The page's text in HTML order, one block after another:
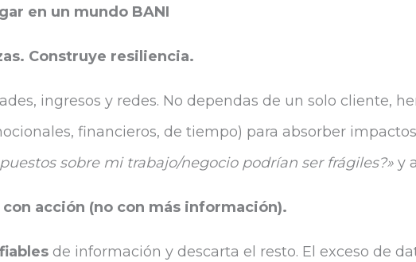
en un mundo BANI
Construye resiliencia.
ingresos y redes. No dependas de un solo cliente,
financieros, de tiempo) para absorber
sobre mi trabajo/negocio podrían ser frágiles?» y
acción (no con más información).
de información y descarta el resto. El exceso de